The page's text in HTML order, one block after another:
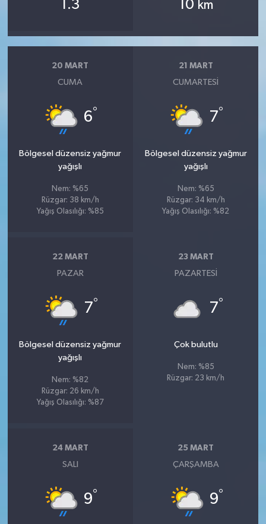
1.3 10 km
20 MART
CUMA
6°
Bölgesel düzensiz yağmur
yağışlı
Nem: %65
Rüzgar: 38 km/h
Yağış Olasılığı: %85
21 MART
CUMARTESI
7°
Bölgesel düzensiz yağmur
yağışlı
Nem: %65
Rüzgar: 34 km/h
Yağış Olasılığı: %82
22 MART
PAZAR
7°
Bölgesel düzensiz yağmur
yağışlı
Nem: %82
Rüzgar: 26 km/h
Yağış Olasılığı: %87
23 MART
PAZARTESI
7°
Çok bulutlu
Nem: %85
Rüzgar: 23 km/h
24 MART
SALI
9°
25 MART
ÇARŞAMBA
9°